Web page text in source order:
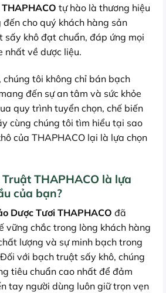
tự hào là thương hiệu
cho quý khách hàng sản
sấy khô đạt chuẩn, đáp ứng mọi
nhất về dược liệu.
chúng tôi không chỉ bán bạch
đến sự an tâm và sức khỏe
quy trình tuyển chọn, chế biến
cùng chúng tôi tìm hiểu tại sao
của THAPHACO lại là lựa chọn
THAPHACO là lựa
của bạn?
Dược Tươi THAPHACO đã
vững chắc trong lòng khách hàng
lượng và sự minh bạch trong
với bạch truật sấy khô, chúng
tiêu chuẩn cao nhất để đảm
tay người dùng luôn giữ trọn vẹn